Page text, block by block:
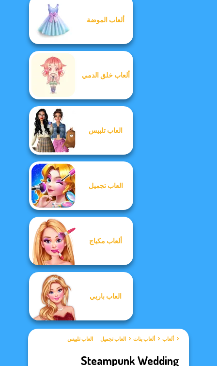
ألعاب الموضة
ألعاب خلق الدمي
العاب تلبيس
العاب تجميل
ألعاب مكياج
العاب باربي
ألعاب ألعاب بنات العاب تجميل العاب تلبيس
Steampunk Wedding